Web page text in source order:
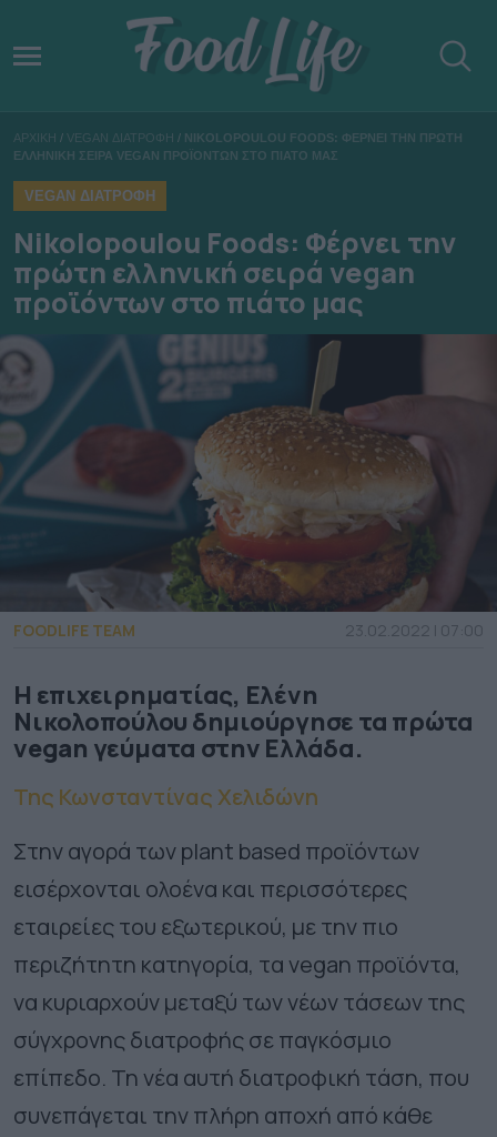
ΑΡΧΙΚΗ / VEGAN ΔΙΑΤΡΟΦΗ / NIKOLOPOULOU FOODS: ΦΕΡΝΕΙ ΤΗΝ ΠΡΩΤΗ
ΕΛΛΗΝΙΚΗ ΣΕΙΡΑ VEGAN ΠΡΟΪΟΝΤΩΝ ΣΤΟ ΠΙΑΤΟ ΜΑΣ
VEGAN ΔΙΑΤΡΟΦΗ
Nikolopoulou Foods: Φέρνει την
πρώτη ελληνική σειρά vegan
προϊόντων στο πιάτο μας
FOODLIFE TEAM 23.02.2022 | 07:00
Η επιχειρηματίας, Ελένη
Νικολοπούλου δημιούργησε τα πρώτα
vegan γεύματα στην Ελλάδα.
Της Κωνσταντίνας Χελιδώνη
Στην αγορά των plant based προϊόντων
εισέρχονται ολοένα και περισσότερες
εταιρείες του εξωτερικού, με την πιο
περιζήτητη κατηγορία, τα vegan προϊόντα,
να κυριαρχούν μεταξύ των νέων τάσεων της
σύγχρονης διατροφής σε παγκόσμιο
επίπεδο. Τη νέα αυτή διατροφική τάση, που
συνεπάγεται την πλήρη αποχή από κάθε